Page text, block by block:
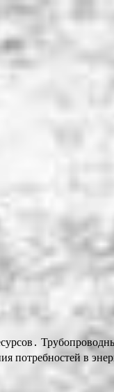
потребностей в